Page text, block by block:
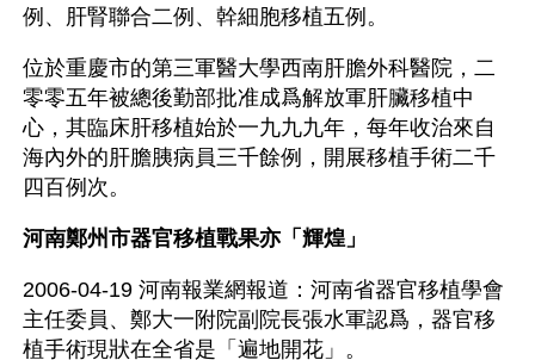
例、肝腎聯合二例、幹細胞移植五例。
位於重慶市的第三軍醫大學西南肝膽外科醫院，二
零零五年被總後勤部批准成爲解放軍肝臟移植中
心，其臨床肝移植始於一九九九年，每年收治來自
海內外的肝膽胰病員三千餘例，開展移植手術二千
四百例次。
河南鄭州市器官移植戰果亦「輝煌」
2006-04-19 河南報業網報道：河南省器官移植學會
主任委員、鄭大一附院副院長張水軍認爲，器官移
植手術現狀在全省是「遍地開花」。